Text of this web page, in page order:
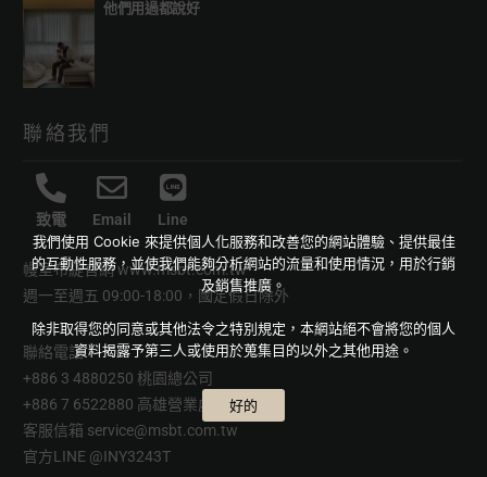
他們用過都說好
聯絡我們
致電 Email Line
幔室布緹官網www.msbt.com.tw
週一至週五 09:00-18:00，國定假日除外
聯絡電話
+886 3 4880250 桃園總公司
+886 7 6522880 高雄營業處
客服信箱 service@msbt.com.tw
官方LINE @INY3243T
我們使用 Cookie 來提供個人化服務和改善您的網站體驗、提供最佳
的互動性服務，並使我們能夠分析網站的流量和使用情況，用於行銷
及銷售推廣。
除非取得您的同意或其他法令之特別規定，本網站絕不會將您的個人
資料揭露予第三人或使用於蒐集目的以外之其他用途。
好的